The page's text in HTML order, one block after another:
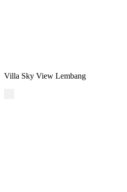
Villa Sky View Lembang